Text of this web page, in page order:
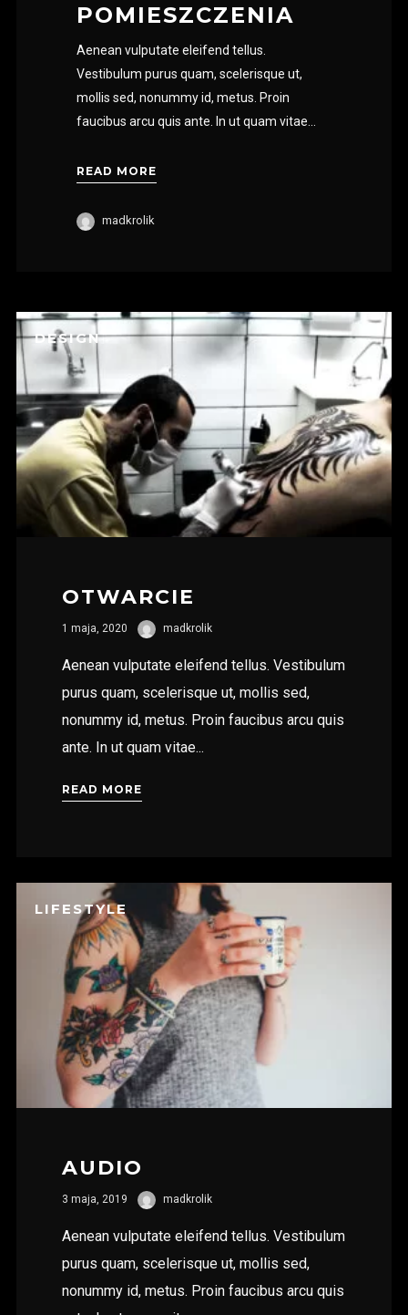
POMIESZCZENIA
Aenean vulputate eleifend tellus.
Vestibulum purus quam, scelerisque ut,
mollis sed, nonummy id, metus. Proin
faucibus arcu quis ante. In ut quam vitae...
READ MORE
madkrolik
DESIGN
OTWARCIE
1 maja, 2020 madkrolik
Aenean vulputate eleifend tellus. Vestibulum
purus quam, scelerisque ut, mollis sed,
nonummy id, metus. Proin faucibus arcu quis
ante. In ut quam vitae...
READ MORE
LIFESTYLE
AUDIO
3 maja, 2019 madkrolik
Aenean vulputate eleifend tellus. Vestibulum
purus quam, scelerisque ut, mollis sed,
nonummy id, metus. Proin faucibus arcu quis